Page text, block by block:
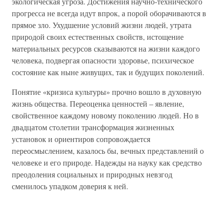
прогресса не всегда идут впрок, а порой оборачиваются в
прямое зло. Ухудшение условий жизни людей, утрата
природой своих естественных свойств, истощение
материальных ресурсов сказываются на жизни каждого
человека, подвергая опасности здоровье, психическое
состояние как ныне живущих, так и будущих поколений.
Понятие «кризиса культуры» прочно вошло в духовную
жизнь общества. Переоценка ценностей – явление,
свойственное каждому новому поколению людей. Но в
двадцатом столетии трансформация жизненных
установок и ориентиров сопровождается
переосмыслением, казалось бы, вечных представлений о
человеке и его природе. Надежды на науку как средство
преодоления социальных и природных невзгод
сменилось упадком доверия к ней.